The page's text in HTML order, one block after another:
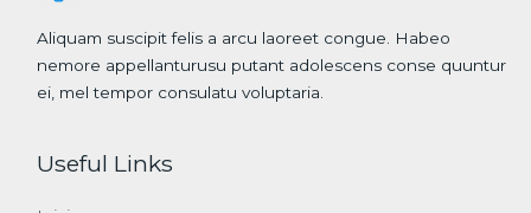
Aliquam suscipit felis a arcu laoreet congue. Habeo
nemore appellanturusu putant adolescens conse quuntur
ei, mel tempor consulatu voluptaria.
Useful Links